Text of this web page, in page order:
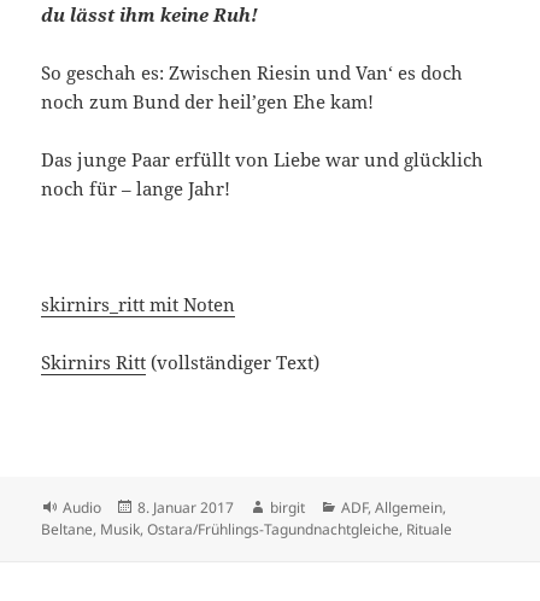
du lässt ihm keine Ruh!
So geschah es: Zwischen Riesin und Van‘ es doch
noch zum Bund der heil’gen Ehe kam!
Das junge Paar erfüllt von Liebe war und glücklich
noch für – lange Jahr!
skirnirs_ritt mit Noten
Skirnirs Ritt (vollständiger Text)
Format
Audio
Veröffentlicht
am
8. Januar 2017 Autor
birgit Kategorien
ADF,Allgemein,
Beltane, Musik,Ostara/Frühlings-Tagundnachtgleiche, Rituale